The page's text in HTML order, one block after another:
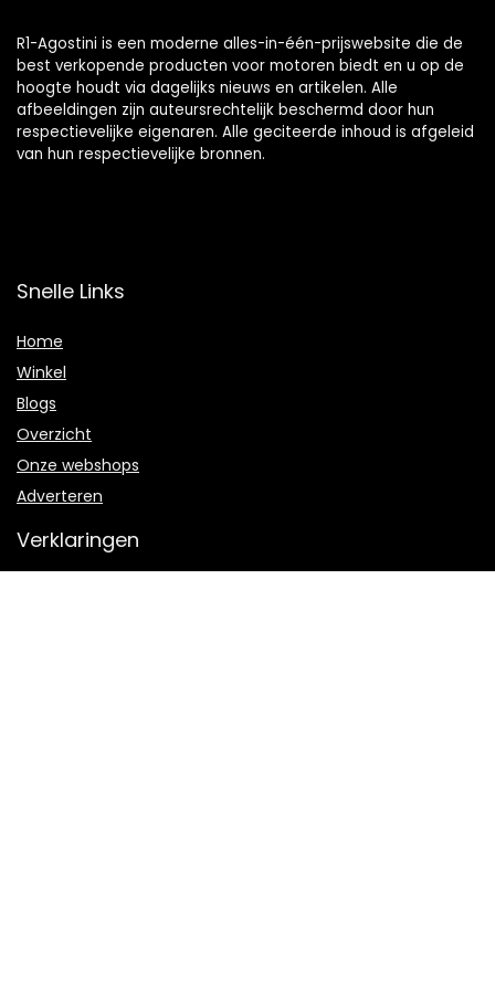
R1-Agostini is een moderne alles-in-één-prijswebsite die de
best verkopende producten voor motoren biedt en u op de
hoogte houdt via dagelijks nieuws en artikelen. Alle
afbeeldingen zijn auteursrechtelijk beschermd door hun
respectievelijke eigenaren. Alle geciteerde inhoud is afgeleid
van hun respectievelijke bronnen.
Snelle Links
Home
Winkel
Blogs
Overzicht
Onze webshops
Adverteren
Verklaringen